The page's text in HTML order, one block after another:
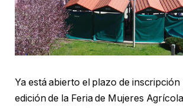
Ya está abierto el plazo de inscripción
edición de la Feria de Mujeres